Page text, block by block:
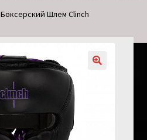
Боксерский Шлем Clinch